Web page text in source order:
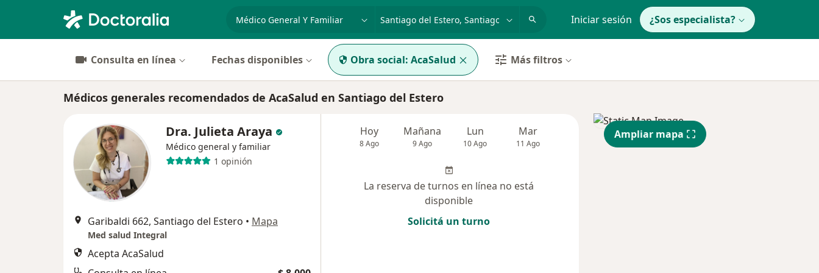
especialidad, enfermedad o nombre Iniciar sesión ¿Sos especialista?
Consulta en línea Fechas disponibles Obra social: AcaSalud Más filtros
Médicos generales recomendados de AcaSalud en Santiago del Estero
Dra. Julieta Araya
Médico general y familiar
1 opinión
Garibaldi 662, Santiago del Estero • Mapa
Med salud Integral
Acepta AcaSalud
Hoy
8 Ago
Mañana
9 Ago
Lun
10 Ago
Mar
11 Ago
Jue
13 Ago
Vie
14 Ago
La reserva de turnos en línea no está
disponible
Solicitá un turno
Ampliar mapa